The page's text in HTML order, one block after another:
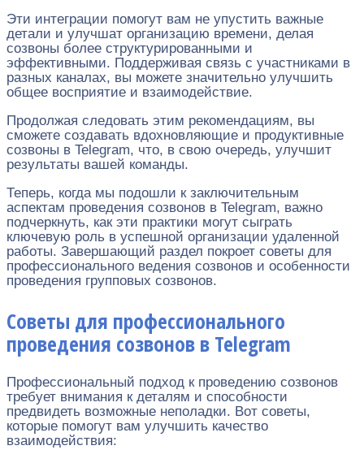
Эти интеграции помогут вам не упустить важные
детали и улучшат организацию времени, делая
созвоны более структурированными и
эффективными. Поддерживая связь с участниками в
разных каналах, вы можете значительно улучшить
общее восприятие и взаимодействие.
Продолжая следовать этим рекомендациям, вы
сможете создавать вдохновляющие и продуктивные
созвоны в Telegram, что, в свою очередь, улучшит
результаты вашей команды.
Теперь, когда мы подошли к заключительным
аспектам проведения созвонов в Telegram, важно
подчеркнуть, как эти практики могут сыграть
ключевую роль в успешной организации удаленной
работы. Завершающий раздел покроет советы для
профессионального ведения созвонов и особенности
проведения групповых созвонов.
Советы для профессионального
проведения созвонов в Telegram
Профессиональный подход к проведению созвонов
требует внимания к деталям и способности
предвидеть возможные неполадки. Вот советы,
которые помогут вам улучшить качество
взаимодействия: